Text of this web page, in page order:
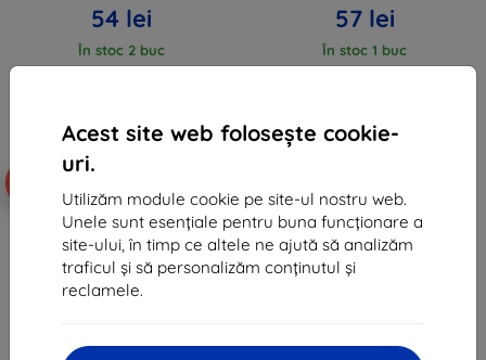
Acest site web folosește cookie-
uri.
Utilizăm module cookie pe site-ul nostru web.
Unele sunt esențiale pentru buna funcționare a
site-ului, în timp ce altele ne ajută să analizăm
traficul și să personalizăm conținutul și
reclamele.
54 lei
În stoc 2 buc
57 lei
În stoc 1 buc